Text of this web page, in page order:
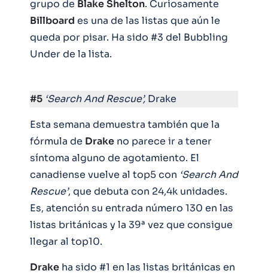
grupo de BlakeShelton. Curiosamente
Billboard es una de las listas que aún le
queda por pisar. Ha sido #3 del Bubbling
Under de la lista.
#5 ‘Search And Rescue’, Drake
Esta semana demuestra también que la
fórmula de Drake no parece ir a tener
síntoma alguno de agotamiento. El
canadiense vuelve al top5 con ‘Search And
Rescue’, que debuta con 24,4k unidades.
Es, atención su entrada número 130 en las
listas británicas y la 39ª vez que consigue
llegar al top10.
Drake ha sido #1 en las listas británicas en